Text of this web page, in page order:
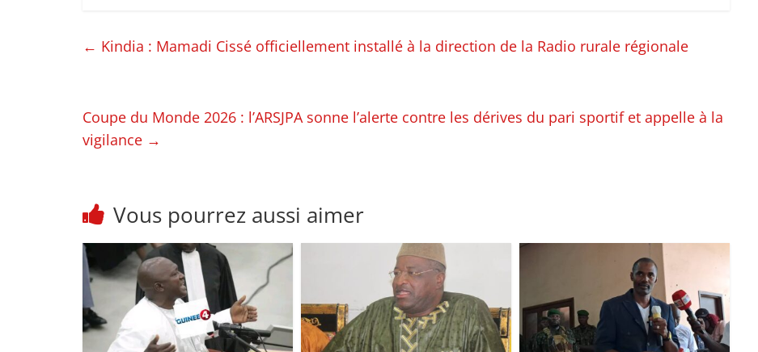
← Kindia : Mamadi Cissé officiellement installé à la direction de la Radio rurale régionale
Coupe du Monde 2026 : l’ARSJPA sonne l’alerte contre les dérives du pari sportif et appelle à la
vigilance →
Vous pourrez aussi aimer